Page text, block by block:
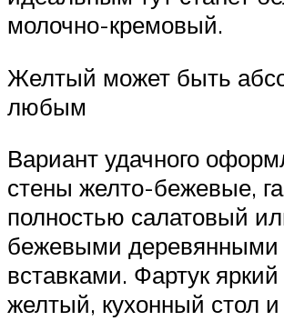
молочно-кремовый.
Желтый может быть
любым
Вариант удачного
стены желто-бежевые,
полностью салатовый
бежевыми деревянными
вставками. Фартук
желтый, кухонный стол и